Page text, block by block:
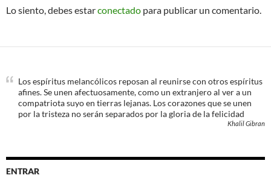
Lo siento, debes estarconectado para publicar un comentario.
Los espíritus melancólicos reposan al reunirse con otros espíritus
afines. Se unen afectuosamente, como un extranjero al ver a un
compatriota suyo en tierras lejanas. Los corazones que se unen
por la tristeza no serán separados por la gloria de la felicidad
Khalil Gibran
ENTRAR